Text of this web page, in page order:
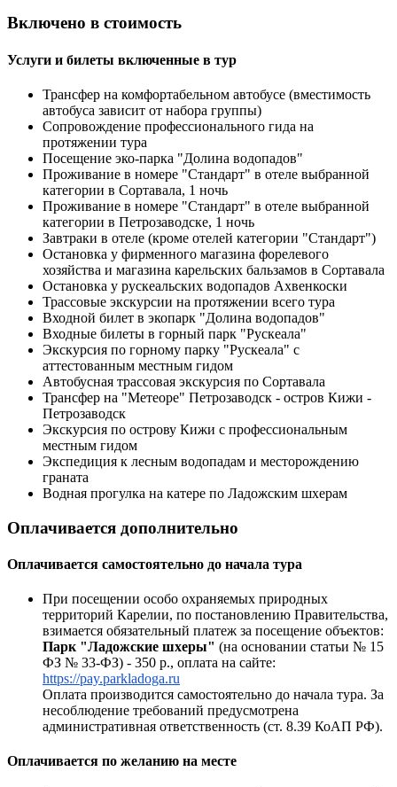
Включено в стоимость
Услуги и билеты включенные в тур
Трансфер на комфортабельном автобусе (вместимость
автобуса зависит от набора группы)
Сопровождение профессионального гида на
протяжении тура
Посещение эко-парка "Долина водопадов"
Проживание в номере "Стандарт" в отеле выбранной
категории в Сортавала, 1 ночь
Проживание в номере "Стандарт" в отеле выбранной
категории в Петрозаводске, 1 ночь
Завтраки в отеле (кроме отелей категории "Стандарт")
Остановка у фирменного магазина форелевого
хозяйства и магазина карельских бальзамов в Сортавала
Остановка у рускеальских водопадов Ахвенкоски
Трассовые экскурсии на протяжении всего тура
Входной билет в экопарк "Долина водопадов"
Входные билеты в горный парк "Рускеала"
Экскурсия по горному парку "Рускеала" с
аттестованным местным гидом
Автобусная трассовая экскурсия по Сортавала
Трансфер на "Метеоре" Петрозаводск - остров Кижи -
Петрозаводск
Экскурсия по острову Кижи с профессиональным
местным гидом
Экспедиция к лесным водопадам и месторождению
граната
Водная прогулка на катере по Ладожским шхерам
Оплачивается дополнительно
Оплачивается самостоятельно до начала тура
При посещении особо охраняемых природных
территорий Карелии, по постановлению Правительства,
взимается обязательный платеж за посещение объектов:
Парк "Ладожские шхеры" (на основании статьи № 15
ФЗ № 33-ФЗ) - 350 р., оплата на сайте:
https://pay.parkladoga.ru
Оплата производится самостоятельно до начала тура. За
несоблюдение требований предусмотрена
административная ответственность (ст. 8.39 КоАП РФ).
Оплачивается по желанию на месте